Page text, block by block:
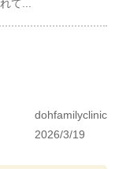
て...
dohfamilyclinic
2026/3/19